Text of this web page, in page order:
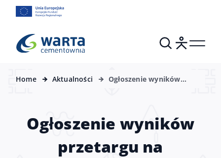
Home Aktualności
Ogłoszenie wyników
FOTOWOLTAICZNA
„Pajęczno” łącznie 80MW
działkach 5558/12,
Ogłoszenie wyników
przetargu na